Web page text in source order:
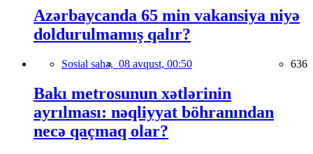
Azərbaycanda 65 min vakansiya niyə
doldurulmamış qalır?
Sosial sahə, 08 avqust, 00:50 636
Bakı metrosunun xətlərinin
ayrılması: nəqliyyat böhranından
necə qaçmaq olar?